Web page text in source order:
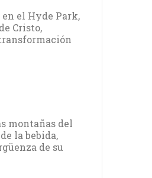
el Hyde Park,
Cristo,
montañas del
la bebida,
de su